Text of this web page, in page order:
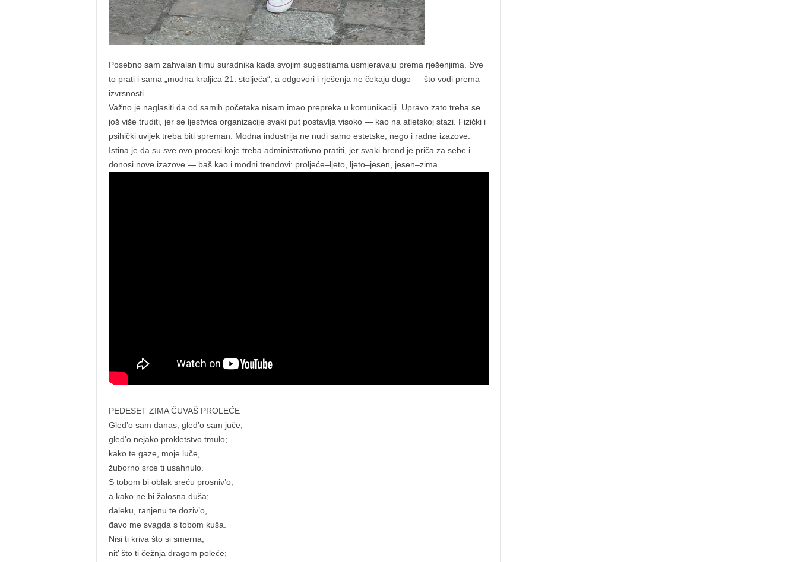
Posebno sam zahvalan timu suradnika kada svojim sugestijama usmjeravaju prema rješenjima. Sve
to prati i sama „modna kraljica 21. stoljeća“, a odgovori i rješenja ne čekaju dugo — što vodi prema
izvrsnosti.
Važno je naglasiti da od samih početaka nisam imao prepreka u komunikaciji. Upravo zato treba se
još više truditi, jer se ljestvica organizacije svaki put postavlja visoko — kao na atletskoj stazi. Fizički i
psihički uvijek treba biti spreman. Modna industrija ne nudi samo estetske, nego i radne izazove.
Istina je da su sve ovo procesi koje treba administrativno pratiti, jer svaki brend je priča za sebe i
donosi nove izazove — baš kao i modni trendovi: proljeće–ljeto, ljeto–jesen, jesen–zima.
PEDESET ZIMA ČUVAŠ PROLEĆE
Gled’o sam danas, gled’o sam juče,
gled’o nejako prokletstvo tmulo;
kako te gaze, moje luče,
žuborno srce ti usahnulo.
S tobom bi oblak sreću prosniv’o,
a kako ne bi žalosna duša;
daleku, ranjenu te doziv’o,
đavo me svagda s tobom kuša.
Nisi ti kriva što si smerna,
nit’ što ti čežnja dragom poleće;